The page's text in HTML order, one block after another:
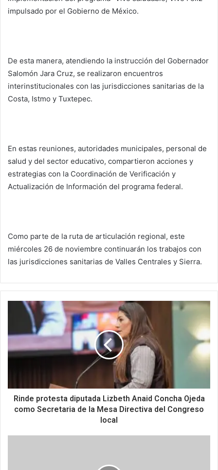
impulsado por el Gobierno de México.
De esta manera, atendiendo la instrucción del Gobernador
Salomón Jara Cruz, se realizaron encuentros
interinstitucionales con las jurisdicciones sanitarias de la
Costa, Istmo y Tuxtepec.
En estas reuniones, autoridades municipales, personal de
salud y del sector educativo, compartieron acciones y
estrategias con la Coordinación de Verificación y
Actualización de Información del programa federal.
Como parte de la ruta de articulación regional, este
miércoles 26 de noviembre continuarán los trabajos con
las jurisdicciones sanitarias de Valles Centrales y Sierra.
Rinde protesta diputada Lizbeth Anaid Concha Ojeda
como Secretaria de la Mesa Directiva del Congreso
local